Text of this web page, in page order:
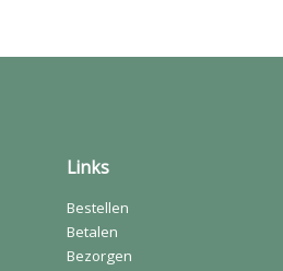
Links
Bestellen
Betalen
Bezorgen